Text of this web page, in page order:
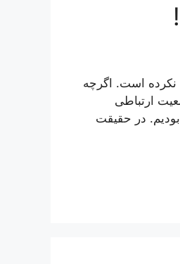
نکرده است. اگرچه
ارتباطی
چیزی است که در دهه ۵۰ میلادی شاهد بودیم. در حقیقت